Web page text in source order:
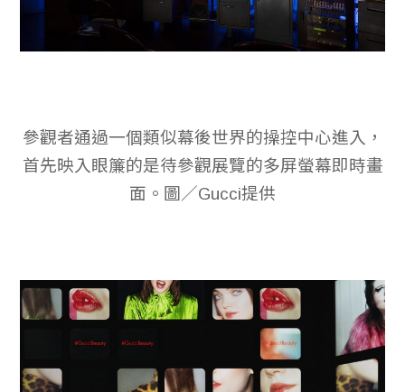
參觀者通過一個類似幕後世界的操控中心進入，
首先映入眼簾的是待參觀展覽的多屏螢幕即時畫
面。圖／Gucci提供